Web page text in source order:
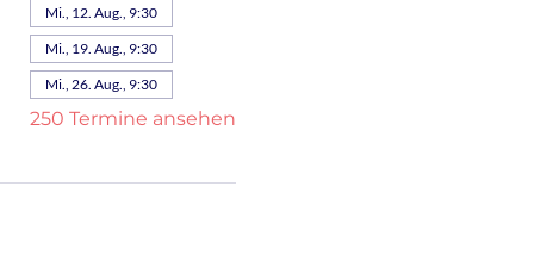
Mi., 12. Aug., 9:30
Mi., 19. Aug., 9:30
Mi., 26. Aug., 9:30
250 Termine ansehen